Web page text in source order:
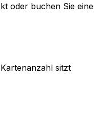
oder buchen Sie eine
sitzt